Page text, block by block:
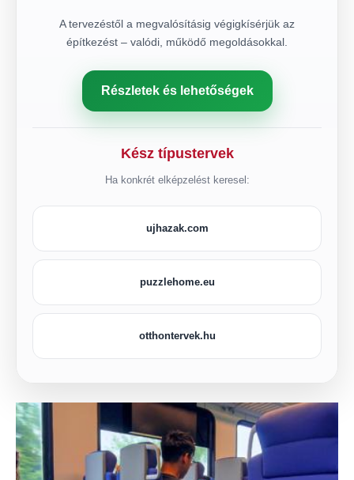
A tervezéstől a megvalósításig végigkísérjük az
építkezést – valódi, működő megoldásokkal.
Részletek és lehetőségek
Kész típustervek
Ha konkrét elképzelést keresel:
ujhazak.com
puzzlehome.eu
otthontervek.hu